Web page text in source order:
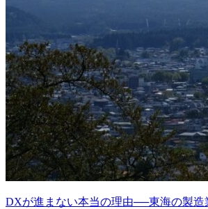
DXが進まない本当の理由──東海の製造